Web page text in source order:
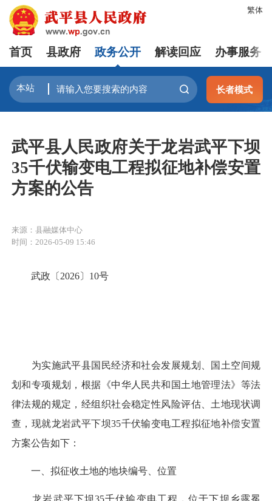
繁体
首页 县政府 政务公开 解读回应 办事服务
长者模式
武平县人民政府关于龙岩武平下坝
35千伏输变电工程拟征地补偿安置
方案的公告
来源：县融媒体中心
时间：2026-05-09 15:46
武政〔2026〕10号
为实施武平县国民经济和社会发展规划、国土空间规
划和专项规划，根据《中华人民共和国土地管理法》等法
律法规的规定，经组织社会稳定性风险评估、土地现状调
查，现就龙岩武平下坝35千伏输变电工程拟征地补偿安置
方案公告如下：
一、拟征收土地的地块编号、位置